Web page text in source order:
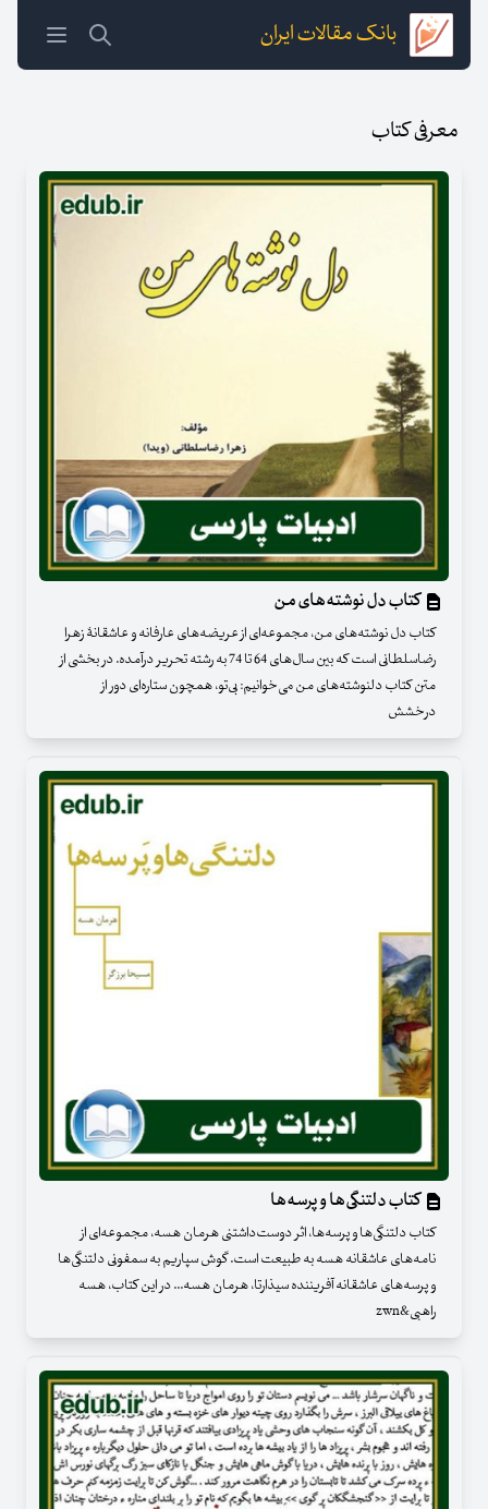
بانک مقالات ایران
معرفی کتاب
کتاب دل نوشته‌های من
کتاب دل نوشته‌های من، مجموعه‌ای از عریضه‌های عارفانه و عاشقانۀ زهرا
رضاسلطانی است که بین سال‌های 64 تا 74 به رشته تحریر درآمده. در بخشی از
متن کتاب دلنوشته‌های من می‌خوانیم: بی‌تو، همچون ستاره‌ای دور از
درخشش
کتاب دلتنگی‌ها و پرسه‌ها
کتاب دلتنگی‌ها و پرسه‌ها، اثر دوست‌داشتنی هرمان هسه، مجموعه‌ای از
نامه‌های عاشقانه‌ هسه به طبیعت است. گوش سپاریم به سمفونی دلتنگی‌ها
و پرسه‌های عاشقانه آفریننده سیذارتا، هرمان هسه... در این کتاب، هسه
راهبی&zwn